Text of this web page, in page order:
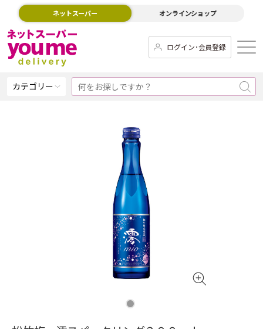
ネットスーパー オンラインショップ
ログイン･会員登録
カテゴリー